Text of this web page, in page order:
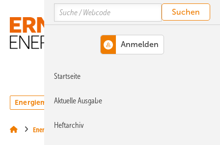
Hauptinhalt
Hauptmenü
SiteSearch
Energiemarkt Technologie
Energierecht
Search
Startseite
Aktuelle Ausgabe
Heftarchiv